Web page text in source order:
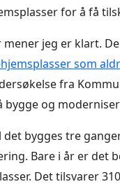
for å få
jeg er klart.
som
fra
bygge og
det bygges tre
Bare i år er det
Det tilsvarer